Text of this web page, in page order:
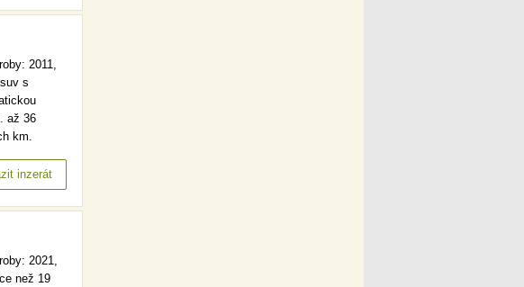
2011,
s
až 36
km.
navi,
inzerát
2021,
než 19